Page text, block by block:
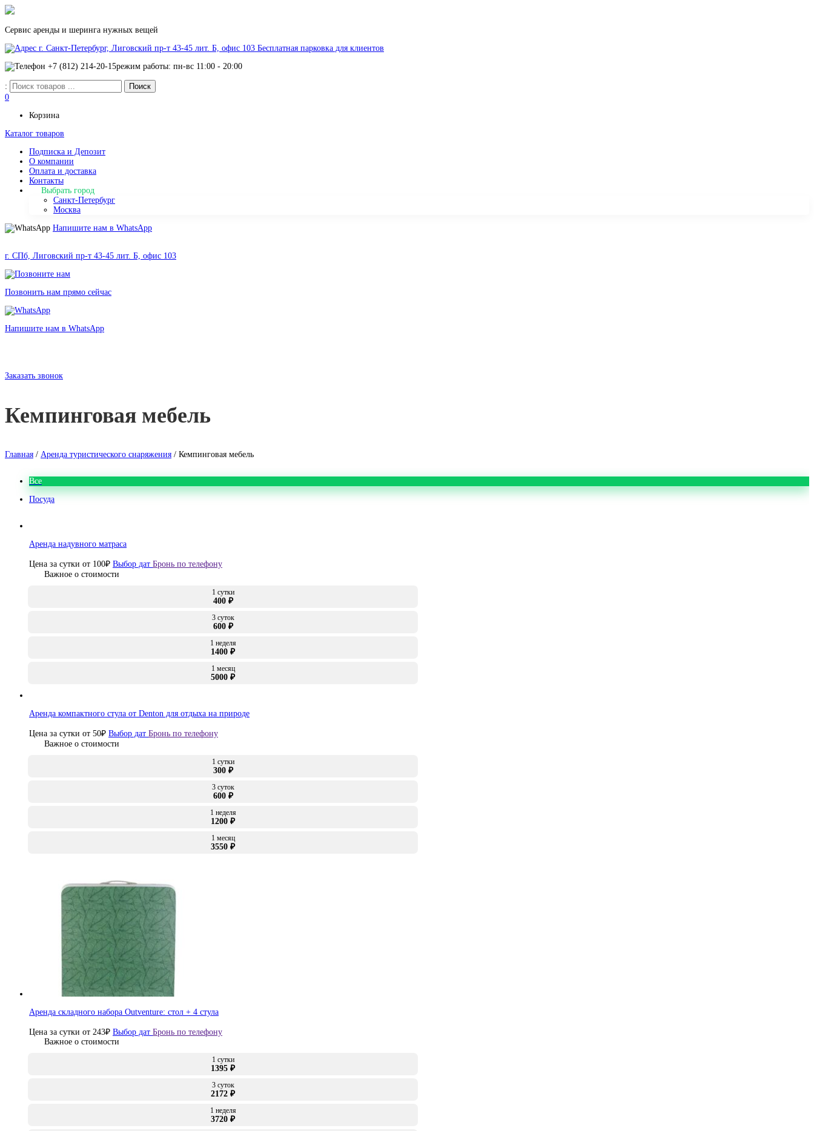
Сервис аренды и шеринга нужных вещей
г. Санкт-Петербург, Лиговский пр-т 43-45 лит. Б, офис 103 Бесплатная парковка для клиентов
+7 (812) 214-20-15режим работы: пн-вс 11:00 - 20:00
:
0
Корзина
Каталог товаров
Подписка и Депозит
О компании
Оплата и доставка
Контакты
Выбрать город
Санкт-Петербург
Москва
Напишите нам в WhatsApp
г. СПб, Лиговский пр-т 43-45 лит. Б, офис 103
Позвонить нам прямо сейчас
Напишите нам в WhatsApp
Заказать звонок
Кемпинговая мебель
Главная / Аренда туристического снаряжения / Кемпинговая мебель
Все
Посуда
Аренда надувного матраса
Цена за сутки от 100₽ Выбор дат Бронь по телефону
Важное о стоимости
1 сутки
400 ₽
3 суток
600 ₽
1 неделя
1400 ₽
1 месяц
5000 ₽
Аренда компактного стула от Denton для отдыха на природе
Цена за сутки от 50₽ Выбор дат Бронь по телефону
Важное о стоимости
1 сутки
300 ₽
3 суток
600 ₽
1 неделя
1200 ₽
1 месяц
3550 ₽
Аренда складного набора Outventure: стол + 4 стула
Цена за сутки от 243₽ Выбор дат Бронь по телефону
Важное о стоимости
1 сутки
1395 ₽
3 суток
2172 ₽
1 неделя
3720 ₽